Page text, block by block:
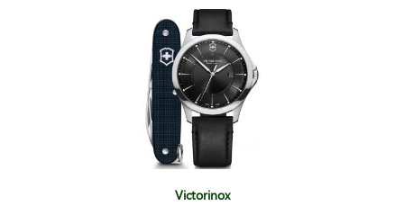
Victorinox